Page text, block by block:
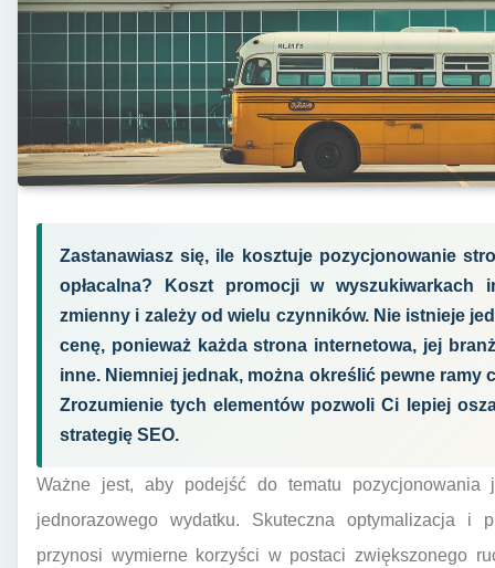
Zastanawiasz się, ile kosztuje pozycjonowanie
opłacalna? Koszt promocji w wyszukiwarkach
zmienny i zależy od wielu czynników. Nie istnieje
cenę, ponieważ każda strona internetowa, jej
inne. Niemniej jednak, można określić pewne ramy
Zrozumienie tych elementów pozwoli Ci lepiej
strategię SEO.
Ważne jest, aby podejść do tematu pozycjonowania
jednorazowego wydatku. Skuteczna optymalizacja i
przynosi wymierne korzyści w postaci zwiększonego